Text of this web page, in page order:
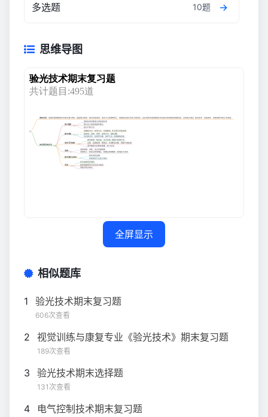
多选题 10题
思维导图
全屏显示
相似题库
1 验光技术期末复习题
606次查看
2 视觉训练与康复专业《验光技术》期末复习题
189次查看
3 验光技术期末选择题
131次查看
4 电气控制技术期末复习题